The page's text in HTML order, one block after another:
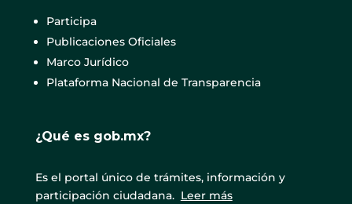
Participa
Publicaciones Oficiales
Marco Jurídico
Plataforma Nacional de Transparencia
¿Qué es gob.mx?
Es el portal único de trámites, información y
participación ciudadana. Leer más